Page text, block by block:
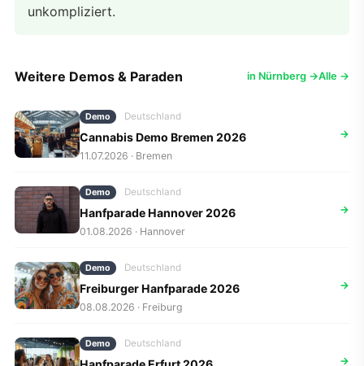
unkompliziert.
Weitere Demos & Paraden in Nürnberg →Alle →
Demo Deutschland
Cannabis Demo Bremen 2026
11.07.2026 · Bremen
→
Demo Deutschland
Hanfparade Hannover 2026
01.08.2026 · Hannover
→
Demo Deutschland
Freiburger Hanfparade 2026
08.08.2026 · Freiburg
→
Demo Deutschland
→